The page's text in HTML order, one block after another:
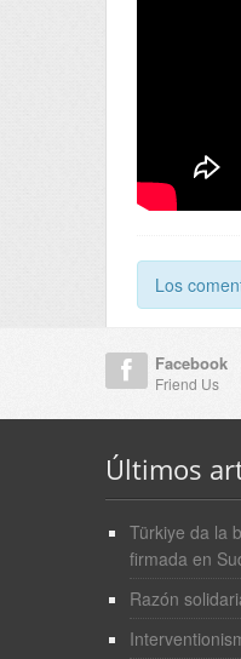
Los
Facebook
Friend Us
Últimos
Türkiye da la
firmada en
Razón